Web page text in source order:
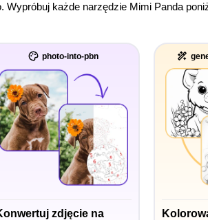
Wypróbuj każde narzędzie Mimi Panda
photo-into-pbn
zdjęcie na